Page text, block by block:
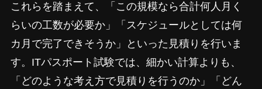
これらを踏まえて、「この規模なら合計何人月く
らいの工数が必要か」「スケジュールとしては何
カ月で完了できそうか」といった見積りを行いま
す。ITパスポート試験では、細かい計算よりも、
「どのような考え方で見積りを行うのか」「どん